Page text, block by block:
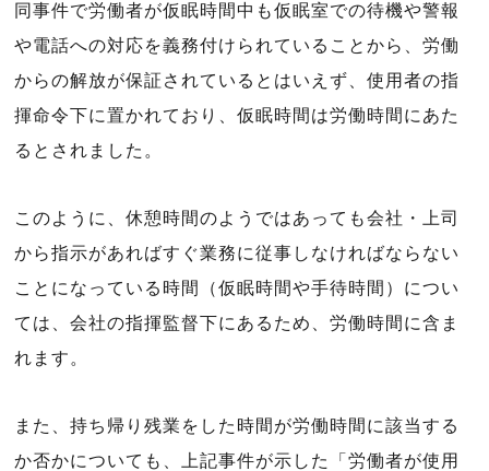
同事件で労働者が仮眠時間中も仮眠室での待機や警報
や電話への対応を義務付けられていることから、労働
からの解放が保証されているとはいえず、使用者の指
揮命令下に置かれており、仮眠時間は労働時間にあた
るとされました。
このように、休憩時間のようではあっても会社・上司
から指示があればすぐ業務に従事しなければならない
ことになっている時間（仮眠時間や手待時間）につい
ては、会社の指揮監督下にあるため、労働時間に含ま
れます。
また、持ち帰り残業をした時間が労働時間に該当する
か否かについても、上記事件が示した「労働者が使用